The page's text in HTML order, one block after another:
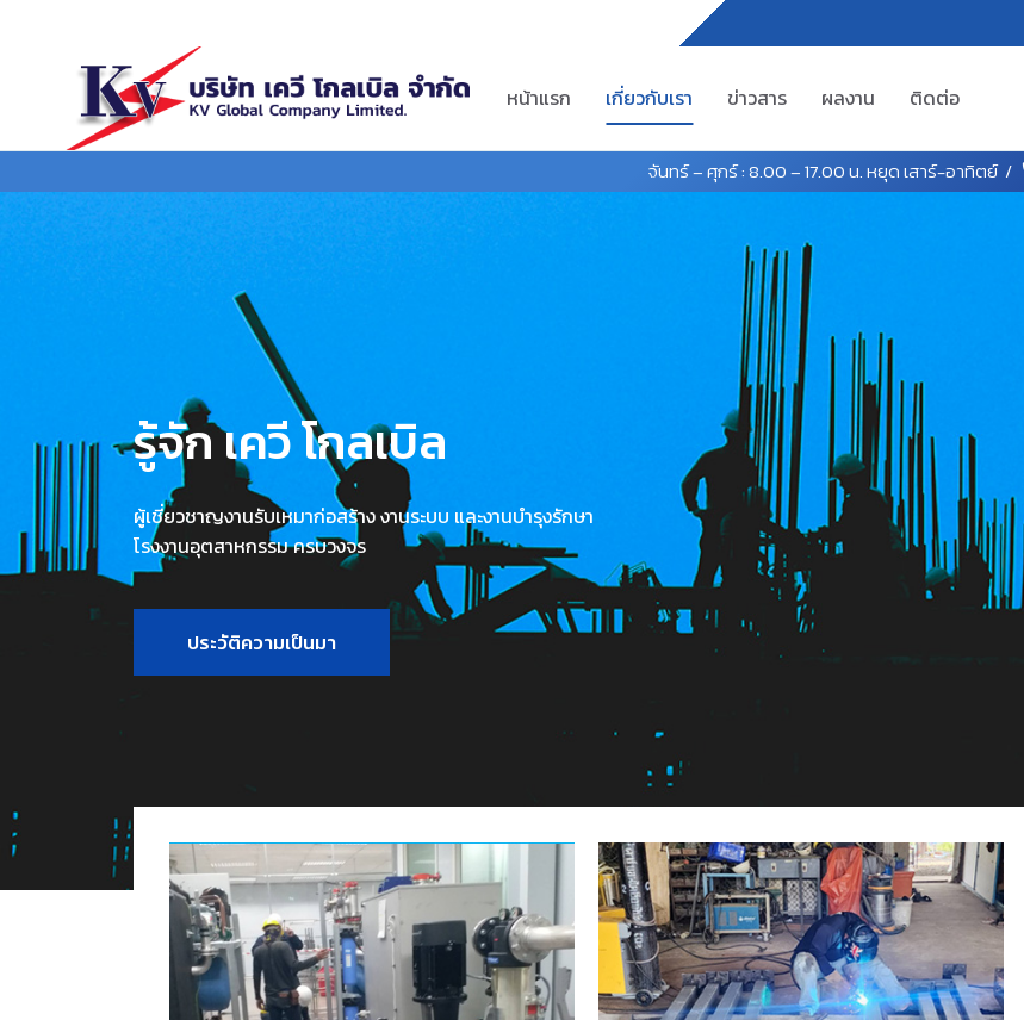
หน้าแรก เกี่ยวกับเรา ข่าวสาร ผลงาน ติดต่อ
จันทร์ – ศุกร์ : 8.00 – 17.00 น. หยุด เสาร์-อาทิตย์ /
รู้จัก เควี โกลเบิล
ผู้เชี่ยวชาญงานรับเหมาก่อสร้าง งานระบบ และงานบำรุงรักษา
โรงงานอุตสาหกรรม ครบวงจร
ประวัติความเป็นมา